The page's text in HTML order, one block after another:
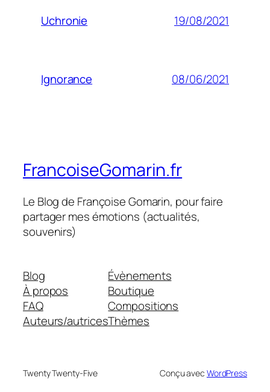
Uchronie 19/08/2021
Ignorance 08/06/2021
FrancoiseGomarin.fr
Le Blog de Françoise Gomarin, pour faire
partager mes émotions (actualités,
souvenirs)
Blog
À propos
FAQ
Auteurs/autrices
Évènements
Boutique
Compositions
Thèmes
Twenty Twenty-Five Conçu avec WordPress